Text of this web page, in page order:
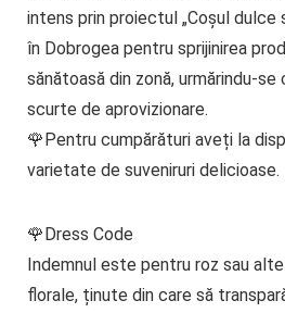
intens prin proiectul „Coșul dulce
în Dobrogea pentru sprijinirea
sănătoasă din zonă, urmărindu-se
scurte de aprovizionare.
🌹Pentru cumpărături aveți la
varietate de suveniruri delicioase.
🌹Dress Code
Indemnul este pentru roz sau
florale, ținute din care să